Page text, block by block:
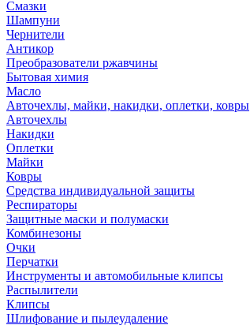
Смазки
Шампуни
Чернители
Антикор
Преобразователи ржавчины
Бытовая химия
Масло
Авточехлы, майки, накидки, оплетки, ковры
Авточехлы
Накидки
Оплетки
Майки
Ковры
Средства индивидуальной защиты
Респираторы
Защитные маски и полумаски
Комбинезоны
Очки
Перчатки
Инструменты и автомобильные клипсы
Распылители
Клипсы
Шлифование и пылеудаление